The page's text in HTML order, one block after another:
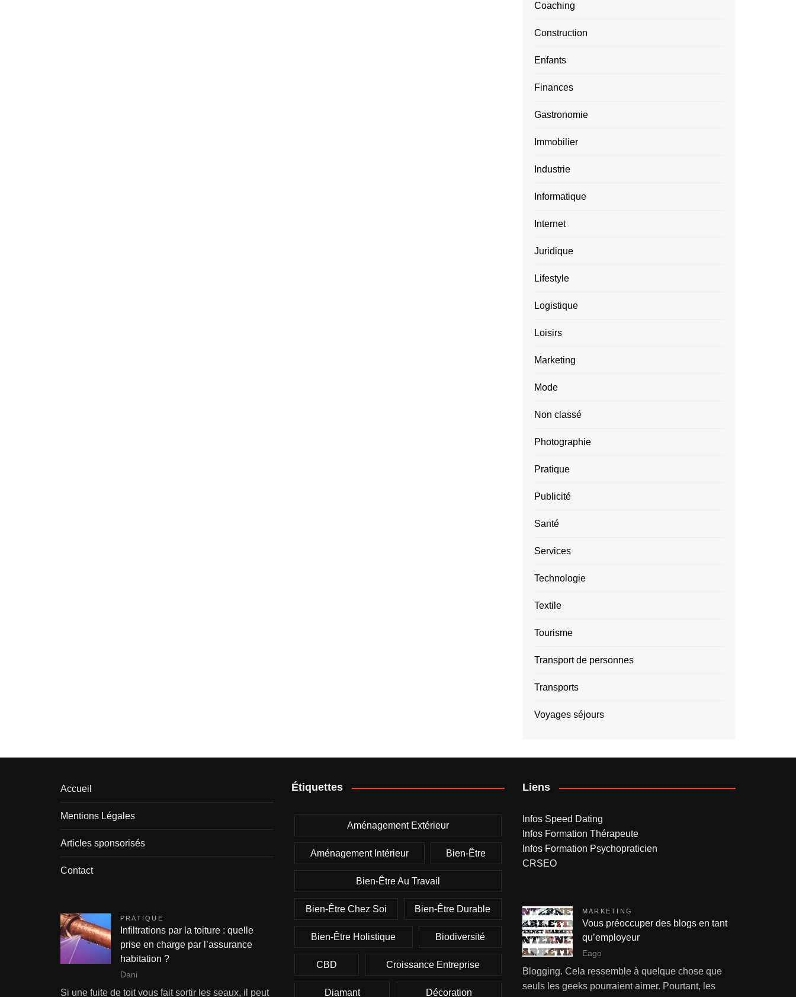
Coaching
Construction
Enfants
Finances
Gastronomie
Immobilier
Industrie
Informatique
Internet
Juridique
Lifestyle
Logistique
Loisirs
Marketing
Mode
Non classé
Photographie
Pratique
Publicité
Santé
Services
Technologie
Textile
Tourisme
Transport de personnes
Transports
Voyages séjours
Accueil
Mentions Légales
Articles sponsorisés
Contact
PRATIQUE
Infiltrations par la toiture : quelle
prise en charge par l’assurance
habitation ?
Dani
Si une fuite de toit vous fait sortir les seaux, il peut
Étiquettes
Aménagement Extérieur
Aménagement Intérieur Bien-Être
Bien-Être Au Travail
Bien-Être Chez Soi Bien-Être Durable
Bien-Être Holistique Biodiversité
CBD Croissance Entreprise
Diamant Décoration
Liens
Infos Speed Dating
Infos Formation Thérapeute
Infos Formation Psychopraticien
CRSEO
MARKETING
Vous préoccuper des blogs en tant
qu’employeur
Eago
Blogging. Cela ressemble à quelque chose que
seuls les geeks pourraient aimer. Pourtant, les